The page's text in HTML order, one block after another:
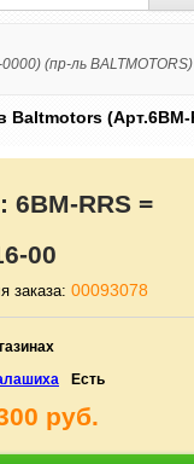
(пр-ль BALTMOTORS)
Baltmotors (Арт.6BM-
6BM-RRS =
00
заказа: 00093078
Есть
руб.